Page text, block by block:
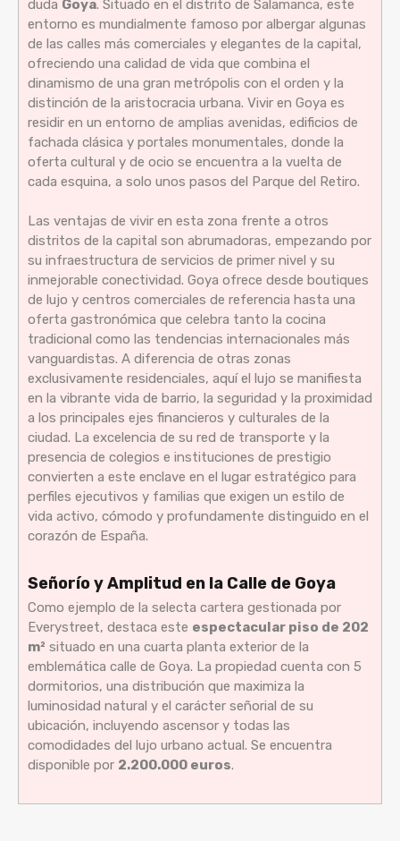
duda Goya. Situado en el distrito de Salamanca, este
entorno es mundialmente famoso por albergar algunas
de las calles más comerciales y elegantes de la capital,
ofreciendo una calidad de vida que combina el
dinamismo de una gran metrópolis con el orden y la
distinción de la aristocracia urbana. Vivir en Goya es
residir en un entorno de amplias avenidas, edificios de
fachada clásica y portales monumentales, donde la
oferta cultural y de ocio se encuentra a la vuelta de
cada esquina, a solo unos pasos del Parque del Retiro.
Las ventajas de vivir en esta zona frente a otros
distritos de la capital son abrumadoras, empezando por
su infraestructura de servicios de primer nivel y su
inmejorable conectividad. Goya ofrece desde boutiques
de lujo y centros comerciales de referencia hasta una
oferta gastronómica que celebra tanto la cocina
tradicional como las tendencias internacionales más
vanguardistas. A diferencia de otras zonas
exclusivamente residenciales, aquí el lujo se manifiesta
en la vibrante vida de barrio, la seguridad y la proximidad
a los principales ejes financieros y culturales de la
ciudad. La excelencia de su red de transporte y la
presencia de colegios e instituciones de prestigio
convierten a este enclave en el lugar estratégico para
perfiles ejecutivos y familias que exigen un estilo de
vida activo, cómodo y profundamente distinguido en el
corazón de España.
Señorío y Amplitud en la Calle de Goya
Como ejemplo de la selecta cartera gestionada por
Everystreet, destaca este espectacular piso de 202
m² situado en una cuarta planta exterior de la
emblemática calle de Goya. La propiedad cuenta con 5
dormitorios, una distribución que maximiza la
luminosidad natural y el carácter señorial de su
ubicación, incluyendo ascensor y todas las
comodidades del lujo urbano actual. Se encuentra
disponible por 2.200.000 euros.